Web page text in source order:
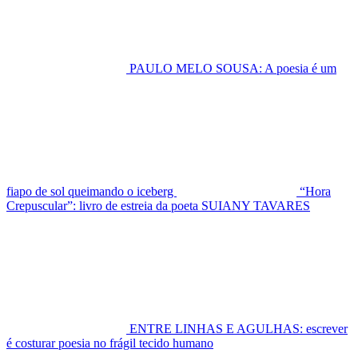
PAULO MELO SOUSA: A poesia é um
fiapo de sol queimando o iceberg
“Hora
Crepuscular”: livro de estreia da poeta SUIANY TAVARES
ENTRE LINHAS E AGULHAS: escrever
é costurar poesia no frágil tecido humano